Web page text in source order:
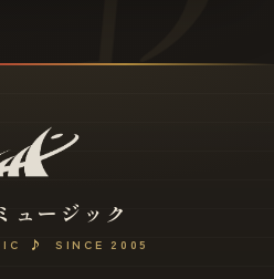
ュージック
♪ SINCE 2005